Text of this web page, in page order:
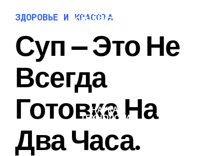
ИНТЕРЕСНОЕ И
ПОЗНАВАТЕЛЬНОЕ
НАУКА И
ТЕХНОЛОГИИ
ЗДОРОВЬЕ И КРАСОТА
Суп — Это Не
Всегда
Готовка На
Два Часа.